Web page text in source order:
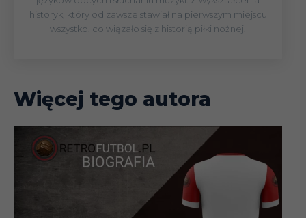
historyk, który od zawsze stawiał na pierwszym miejscu
wszystko, co wiązało się z historią piłki nożnej.
Więcej tego autora